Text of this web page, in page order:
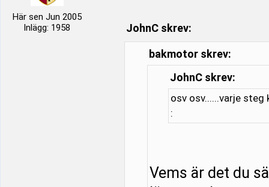
Här sen Jun 2005
Inlägg: 1958
JohnC skrev:
bakmotor skrev:
JohnC skrev:
osv osv......varje steg
:
Vems är det du